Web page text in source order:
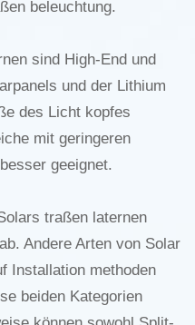
beleuchtung.
sind High-End und
und der Lithium
des Licht kopfes
mit geringeren
geeignet.
traßen laternen
Andere Arten von Solar
Installation methoden
beiden Kategorien